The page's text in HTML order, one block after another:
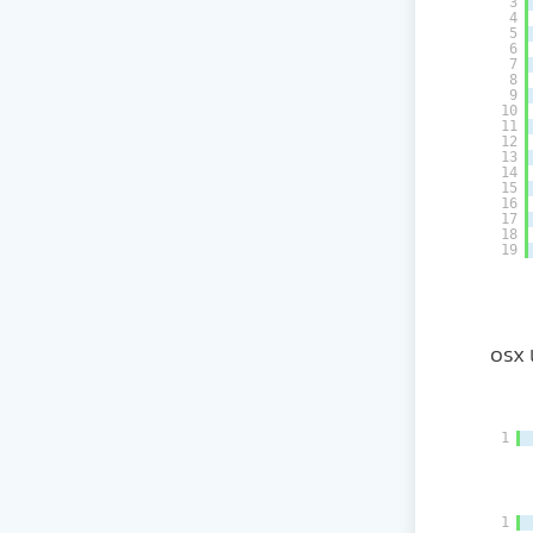
4
5
6
7
8
9
10
11
12
13
14
15
16
17
18
19
این برنامه وب را با استفاده از NET Core CLI command منتشر کنید.اگر هدف شما OSX
1
1